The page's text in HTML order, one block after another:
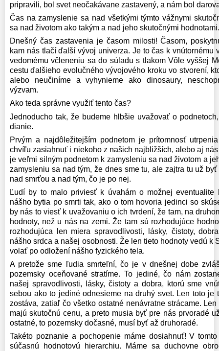
pripravili, bol svet neočakávane zastavený, a nám bol
Čas na zamyslenie sa nad všetkými týmto vážnymi
sa nad životom ako takým a nad jeho skutočnými hodnotami.
Dnešný čas zastavenia je časom milosti! Časom,
kam nás tlačí ďalší vývoj univerza. Je to čas k vnútornému
vedomému včleneniu sa do súladu s tlakom Vôle vyššej
cestu ďalšieho evolučného vývojového kroku vo stvorení,
alebo neučiníme a vyhynieme ako dinosaury,
výzvam.
Ako teda správne využiť tento čas?
Jednoducho tak, že budeme hlbšie uvažovať o
dianie.
Prvým a najdôležitejším podnetom je prítomnosť
chvíľu zasiahnuť i niekoho z našich najbližších, alebo aj
je veľmi silným podnetom k zamysleniu sa nad životom a
zamysleniu sa nad tým, že dnes sme tu, ale zajtra tu už
nad smrťou a nad tým, čo je po nej.
Ľudí by to malo priviesť k úvahám o možnej eventualite
nášho bytia po smrti tak, ako o tom hovoria jedinci so
by nás to viesť k uvažovaniu o ich tvrdení, že tam, na
hodnoty, než u nás na zemi. Že tam sú rozhodujúce
rozhodujúca len miera spravodlivosti, lásky, čistoty,
nášho srdca a našej osobnosti. Že len tieto hodnoty vedú k
volať po odložení nášho fyzického tela.
A pretože sme ľudia smrteľní, čo je v dnešnej dobe
pozemsky oceňované stratíme. To jediné, čo nám
našej spravodlivosti, lásky, čistoty a dobra, ktorú sme
sebou ako to jediné odnesieme na druhý svet. Len toto je
zostáva, zatiaľ čo všetko ostatné nenávratne strácame.
majú skutočnú cenu, a preto musia byť pre nás prvoradé
ostatné, to pozemsky dočasné, musí byť až druhoradé.
Takéto poznanie a pochopenie máme dosiahnuť! V
súčasnú hodnotovú hierarchiu. Máme sa duchovne